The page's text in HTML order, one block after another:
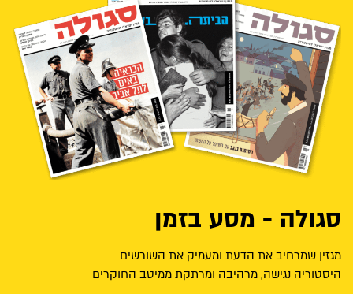
סגולה - מסע בזמן
מגזין שמרחיב את הדעת ומעמיק את השורשים
היסטוריה נגישה, מרהיבה ומרתקת ממיטב החוקרים